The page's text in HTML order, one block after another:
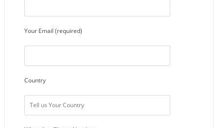
Your Email (required)
Country